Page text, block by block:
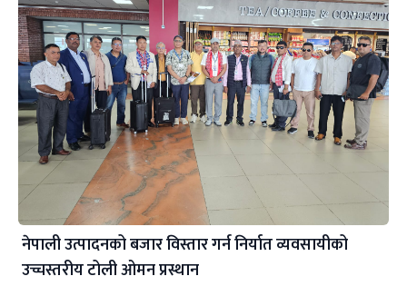
नेपाली उत्पादनको बजार विस्तार गर्न निर्यात व्यवसायीको
उच्चस्तरीय टोली ओमन प्रस्थान